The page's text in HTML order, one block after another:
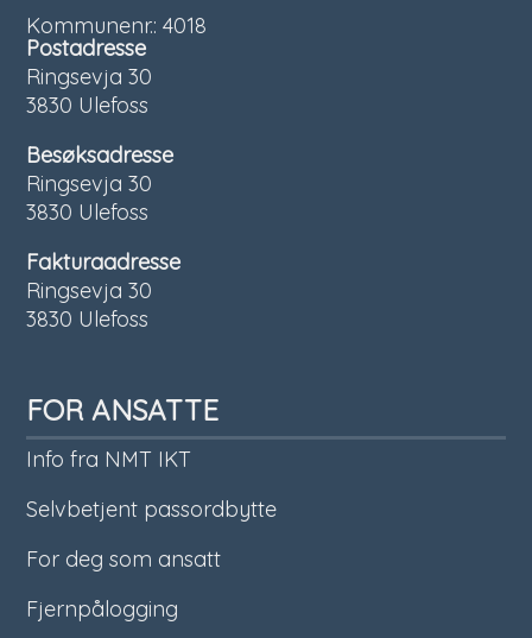
Kommunenr.: 4018
Postadresse
Ringsevja 30
3830 Ulefoss
Besøksadresse
Ringsevja 30
3830 Ulefoss
Fakturaadresse
Ringsevja 30
3830 Ulefoss
FOR ANSATTE
Info fra NMT IKT
Selvbetjent passordbytte
For deg som ansatt
Fjernpålogging